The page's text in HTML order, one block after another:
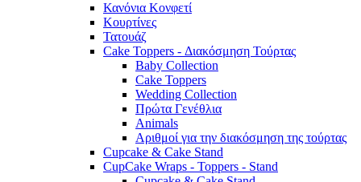
Κανόνια Κονφετί
Κουρτίνες
Τατουάζ
Cake Toppers - Διακόσμηση Τούρτας
Baby Collection
Cake Toppers
Wedding Collection
Πρώτα Γενέθλια
Animals
Αριθμοί για την διακόσμηση της τούρτας
Cupcake & Cake Stand
CupCake Wraps - Toppers - Stand